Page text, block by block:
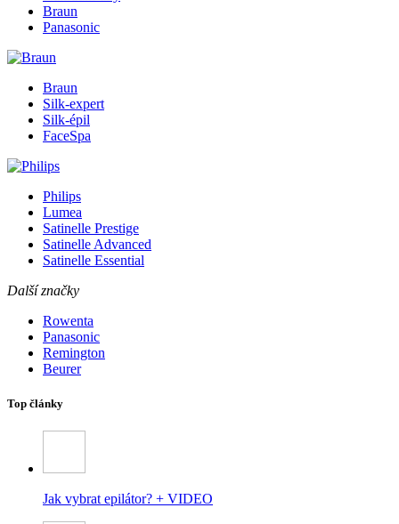
Braun
Panasonic
Braun
Silk-expert
Silk-épil
FaceSpa
Philips
Lumea
Satinelle Prestige
Satinelle Advanced
Satinelle Essential
Další značky
Rowenta
Panasonic
Remington
Beurer
Top články
Jak vybrat epilátor? + VIDEO